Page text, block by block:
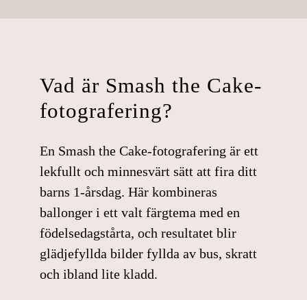
Vad är Smash the Cake-
fotografering?
En Smash the Cake-fotografering är ett
lekfullt och minnesvärt sätt att fira ditt
barns 1-årsdag. Här kombineras
ballonger i ett valt färgtema med en
födelsedagstårta, och resultatet blir
glädjefyllda bilder fyllda av bus, skratt
och ibland lite kladd.
webbplatsen
används.
Upplevelse
För att
webbplatsen
ska prestera
så bra som
möjligt under
ditt besök.
Om du nekar